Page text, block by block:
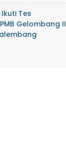
Tes
Gelombang II